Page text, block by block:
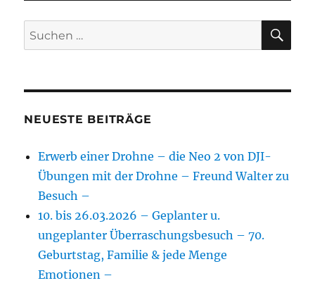
Suchen
nach:
NEUESTE BEITRÄGE
Erwerb einer Drohne – die Neo 2 von DJI-
Übungen mit der Drohne – Freund Walter zu
Besuch –
10. bis 26.03.2026 – Geplanter u.
ungeplanter Überraschungsbesuch – 70.
Geburtstag, Familie & jede Menge
Emotionen –